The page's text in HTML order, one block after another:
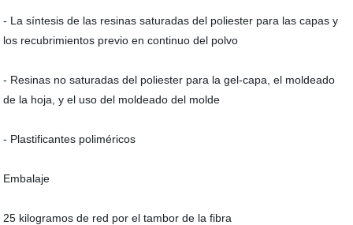
- La síntesis de las resinas saturadas del poliester para las capas y
los recubrimientos previo en continuo del polvo
- Resinas no saturadas del poliester para la gel-capa, el moldeado
de la hoja, y el uso del moldeado del molde
- Plastificantes poliméricos
Embalaje
25 kilogramos de red por el tambor de la fibra